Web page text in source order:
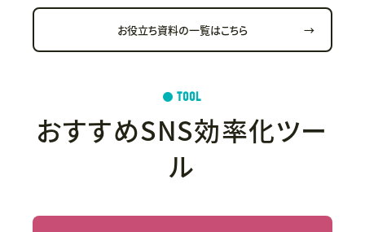
お役立ち資料の一覧はこちら →
TOOL
おすすめSNS効率化ツー
ル